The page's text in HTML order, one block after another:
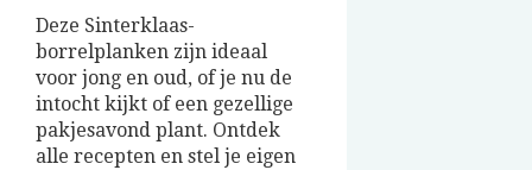
Deze Sinterklaas-
borrelplanken zijn ideaal
voor jong en oud, of je nu de
intocht kijkt of een gezellige
pakjesavond plant. Ontdek
alle recepten en stel je eigen